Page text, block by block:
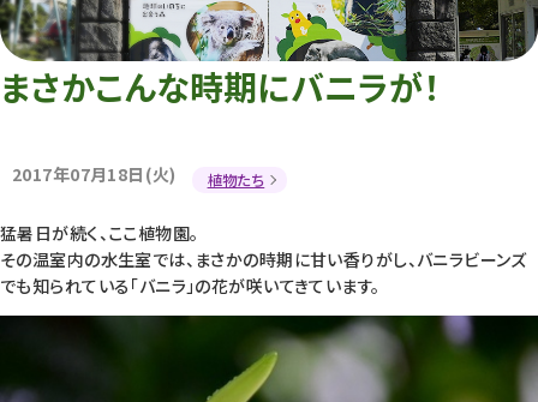
再生プラン
東山動植物園
への支援
環境教育
まさかこんな時期にバニラが！
2017年07月18日(火) 植物たち
猛暑日が続く、ここ植物園。
その温室内の水生室では、まさかの時期に甘い香りがし、バニラビーンズ
でも知られている「バニラ」の花が咲いてきています。